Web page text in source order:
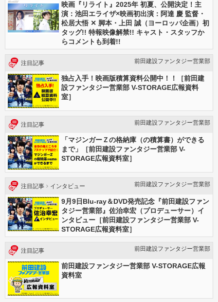
映画『リライト』2025年 初夏、公開決定！主
演：池田エライザ×映画初出演：阿達 慶 監督・
松居大悟 ✕ 脚本・上田 誠（ヨーロッパ企画）初
タッグ!! 特報映像解禁!! キャスト・スタッフか
らコメントも到着!!
注目記事 前田建設ファンタジー営業部
独占入手！映画版積算資料公開中！！［前田建
設ファンタジー営業部 V-STORAGE広報資料
室］
注目記事 前田建設ファンタジー営業部
「マジンガーＺの格納庫（の積算書）ができる
まで」［前田建設ファンタジー営業部 V-
STORAGE広報資料室］
注目記事 インタビュー 前田建設ファンタジー営業部
9月9日Blu-ray＆DVD発売記念『前田建設ファン
タジー営業部』佐治幸宏（プロデューサー）イ
ンタビュー［前田建設ファンタジー営業部 V-
STORAGE広報資料室］
注目記事 前田建設ファンタジー営業部
前田建設ファンタジー営業部 V-STORAGE広報
資料室